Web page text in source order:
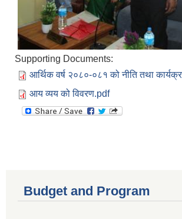
Supporting Documents:
आर्थिक वर्ष २०८०-०८१ को नीति तथा
आय व्यय को विवरण.pdf
Budget and Program